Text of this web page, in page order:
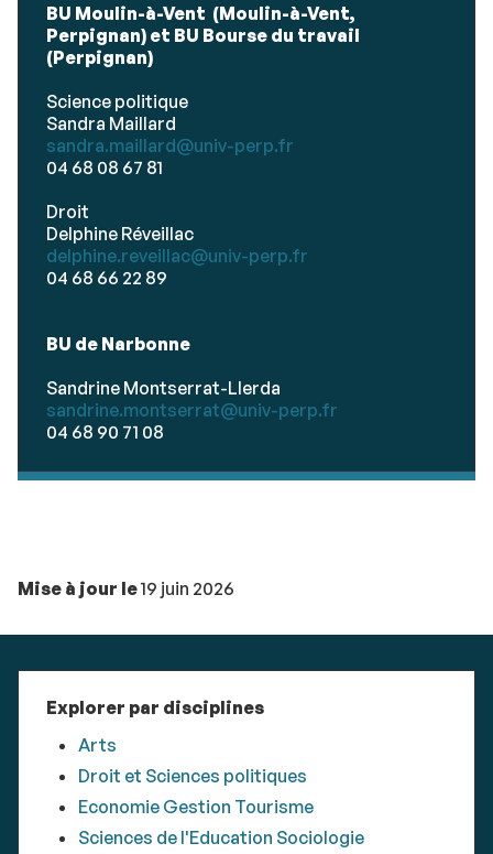
BU Moulin-à-Vent (Moulin-à-Vent,
Perpignan) et BU Bourse du travail
(Perpignan)
Science politique
Sandra Maillard
sandra.maillard@univ-perp.fr
04 68 08 67 81
Droit
Delphine Réveillac
delphine.reveillac@univ-perp.fr
04 68 66 22 89
BU de Narbonne
Sandrine Montserrat-Llerda
sandrine.montserrat@univ-perp.fr
04 68 90 71 08
Mise à jour le19 juin 2026
Explorer par disciplines
Arts
Droit et Sciences politiques
Economie Gestion Tourisme
Sciences de l'Education Sociologie